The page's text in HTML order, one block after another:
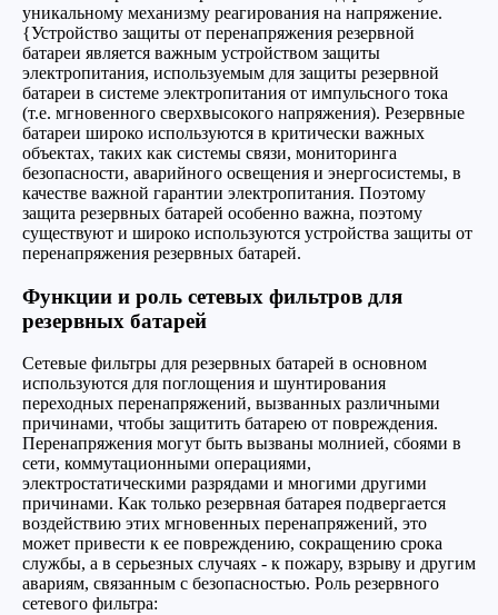
уникальному механизму реагирования на напряжение.
{Устройство защиты от перенапряжения резервной
батареи является важным устройством защиты
электропитания, используемым для защиты резервной
батареи в системе электропитания от импульсного тока
(т.е. мгновенного сверхвысокого напряжения). Резервные
батареи широко используются в критически важных
объектах, таких как системы связи, мониторинга
безопасности, аварийного освещения и энергосистемы, в
качестве важной гарантии электропитания. Поэтому
защита резервных батарей особенно важна, поэтому
существуют и широко используются устройства защиты от
перенапряжения резервных батарей.
Функции и роль сетевых фильтров для
резервных батарей
Сетевые фильтры для резервных батарей в основном
используются для поглощения и шунтирования
переходных перенапряжений, вызванных различными
причинами, чтобы защитить батарею от повреждения.
Перенапряжения могут быть вызваны молнией, сбоями в
сети, коммутационными операциями,
электростатическими разрядами и многими другими
причинами. Как только резервная батарея подвергается
воздействию этих мгновенных перенапряжений, это
может привести к ее повреждению, сокращению срока
службы, а в серьезных случаях - к пожару, взрыву и другим
авариям, связанным с безопасностью. Роль резервного
сетевого фильтра: